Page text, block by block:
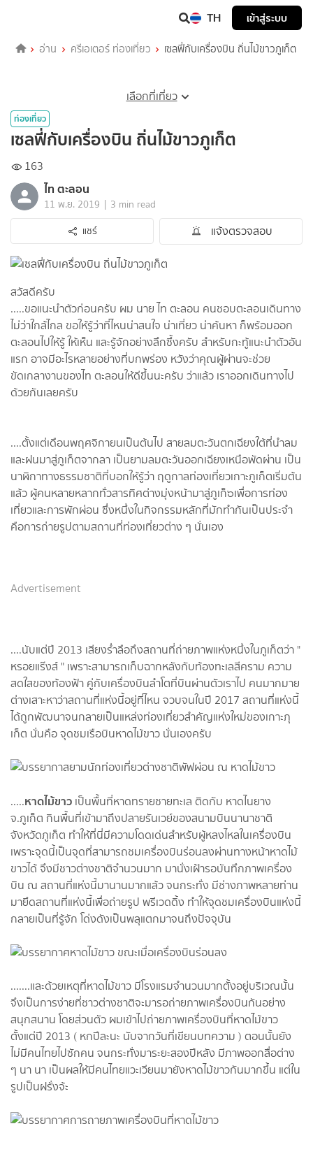
TH เข้าสู่ระบบ
อ่าน ครีเอเตอร์ ท่องเที่ยว เซลฟี่กับเครื่องบิน ถิ่นไม้ขาวภูเก็ต
เลือกที่เที่ยว
ท่องเที่ยว
เซลฟี่กับเครื่องบิน ถิ่นไม้ขาวภูเก็ต
163
ไท ตะลอน
11 พ.ย. 2019 | 3 min read
แชร์
แจ้งตรวจสอบ
สวัสดีครับ
.....ขอแนะนำตัวก่อนครับ ผม นาย ไท ตะลอน คนชอบตะลอนเดินทาง
ไม่ว่าใกล้ไกล ขอให้รู้ว่าที่ไหนน่าสนใจ น่าเที่ยว น่าค้นหา ก็พร้อมออก
ตะลอนไปให้รู้ ให้เห็น และรู้จักอย่างลึกซึ้งครับ สำหรับกะทู้แนะนำตัวอัน
แรก อาจมีอะไรหลายอย่างที่บกพร่อง หวังว่าคุณผู้ผ่านจะช่วย
ขัดเกลางานของไท ตะลอนให้ดีขึ้นนะครับ ว่าแล้ว เราออกเดินทางไป
ด้วยกันเลยครับ
....ตั้งแต่เดือนพฤศจิกายนเป็นต้นไป สายลมตะวันตกเฉียงใต้ที่นำลม
และฝนมาสู่ภูเก็ตจากลา เป็นยามลมตะวันออกเฉียงเหนือพัดผ่าน เป็น
นาฬิกาทางธรรมชาติที่บอกให้รู้ว่า ฤดูกาลท่องเที่ยวเกาะภูเก็ตเริ่มต้น
แล้ว ผู้คนหลายหลากทั่วสารทิศต่างมุ่งหน้ามาสู่ภูเก็๖เพื่อการท่อง
เที่ยวและการพักผ่อน ซึ่งหนึ่งในกิจกรรมหลักที่มักทำกันเป็นประจำ
คือการถ่ายรูปตามสถานที่ท่องเที่ยวต่าง ๆ นั่นเอง
Advertisement
....นับแต่ปี 2013 เสียงร่ำลือถึงสถานที่ถ่ายภาพแห่งหนึ่งในภูเก็ตว่า "
หรอยแร๊งส์ " เพราะสามารถเก็บฉากหลังกับท้องทะเลสีคราม ความ
สดใสของท้องฟ้า คู่กับเครื่องบินลำโตที่บินผ่านตัวเราไป คนมากมาย
ต่างเสาะหาว่าสถานที่แห่งนี้อยู่ที่ไหน จวบจนในปี 2017 สถานที่แห่งนี้
ได้ถูกพัฒนาจนกลายเป็นแหล่งท่องเที่ยวสำคัญแห่งใหม่ของเกาะภุ
เก็ต นั่นคือ จุดชมเรือบินหาดไม้ขาว นั่นเองครับ
.....หาดไม้ขาว เป็นพื้นที่หาดทรายชายทะเล ติดกับ หาดไนยาง
จ.ภูเก็ต กินพื้นที่เข้ามาถึงปลายรันเวย์ของสนามบินนานาชาติ
จังหวัดภูเก็ต ทำให้ที่นี่มีความโดดเด่นสำหรับผู้หลงไหลในเครื่องบิน
เพราะจุดนี้เป็นจุดที่สามารถชมเครื่องบินร่อนลงผ่านทางหน้าหาดไม้
ขาวได้ จึงมีชาวต่างชาติจำนวนมาก มานั่งเฝ้ารอบันทึกภาพเครื่อง
บิน ณ สถานที่แห่งนี้มานานมากแล้ว จนกระทั่ง มีช่างภาพหลายท่าน
มายึดสถานที่แห่งนี้เพื่อถ่ายรูป พรีเวดดิ้ง ทำให้จุดชมเครื่องบินแห่งนี้
กลายเป็นที่รู้จัก โด่งดังเป็นพลุแตกมาจนถึงปัจจุบัน
.......และด้วยเหตุที่หาดไม้ขาว มีโรงแรมจำนวนมากตั้งอยู่บริเวณนั้น
จึงเป็นการง่ายที่ชาวต่างชาติจะมารอถ่ายภาพเครื่องบินกันอย่าง
สนุกสนาน โดยส่วนตัว ผมเข้าไปถ่ายภาพเครื่องบินที่หาดไม้ขาว
ตั้งแต่ปี 2013 ( หกปีละนะ นับจากวันที่เขียนบทความ ) ตอนนั้นยัง
ไม่มีคนไทยไปซักคน จนกระทั่งมาระยะสองปีหลัง มีภาพออกสื่อต่าง
ๆ นา นา เป็นผลให้มีคนไทยแวะเวียนมายังหาดไม้ขาวกันมากขึ้น แต่ใน
รูปเป็นฝรั่งจ้ะ